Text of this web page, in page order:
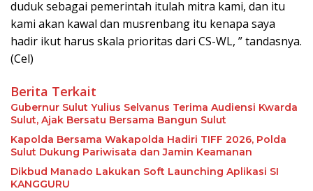
duduk sebagai pemerintah itulah mitra kami, dan itu
kami akan kawal dan musrenbang itu kenapa saya
hadir ikut harus skala prioritas dari CS-WL, ” tandasnya.
(Cel)
Berita Terkait
Gubernur Sulut Yulius Selvanus Terima Audiensi Kwarda
Sulut, Ajak Bersatu Bersama Bangun Sulut
Kapolda Bersama Wakapolda Hadiri TIFF 2026, Polda
Sulut Dukung Pariwisata dan Jamin Keamanan
Dikbud Manado Lakukan Soft Launching Aplikasi SI
KANGGURU